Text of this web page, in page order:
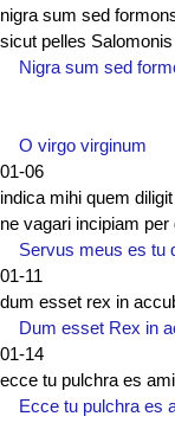
nigra sum sed
sicut pelles Salomonis
Nigra sum sed
O virgo virginum
01-06
indica mihi quem
ne vagari incipiam
Servus meus es tu
01-11
dum esset rex in
Dum esset Rex in
01-14
ecce tu pulchra es
Ecce tu pulchra es